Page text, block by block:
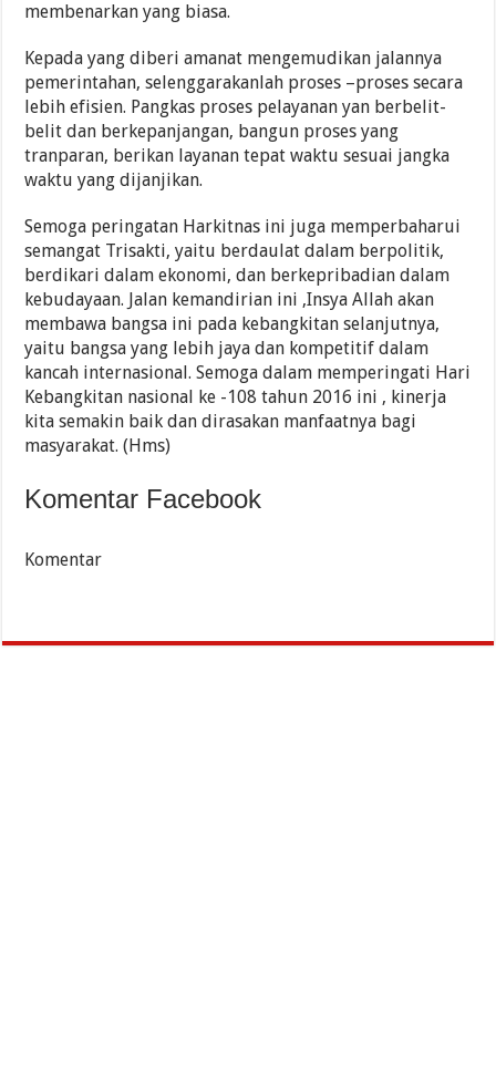
membenarkan yang biasa.
Kepada yang diberi amanat mengemudikan jalannya
pemerintahan, selenggarakanlah proses –proses secara
lebih efisien. Pangkas proses pelayanan yan berbelit-
belit dan berkepanjangan, bangun proses yang
tranparan, berikan layanan tepat waktu sesuai jangka
waktu yang dijanjikan.
Semoga peringatan Harkitnas ini juga memperbaharui
semangat Trisakti, yaitu berdaulat dalam berpolitik,
berdikari dalam ekonomi, dan berkepribadian dalam
kebudayaan. Jalan kemandirian ini ,Insya Allah akan
membawa bangsa ini pada kebangkitan selanjutnya,
yaitu bangsa yang lebih jaya dan kompetitif dalam
kancah internasional. Semoga dalam memperingati Hari
Kebangkitan nasional ke -108 tahun 2016 ini , kinerja
kita semakin baik dan dirasakan manfaatnya bagi
masyarakat. (Hms)
Komentar Facebook
Komentar